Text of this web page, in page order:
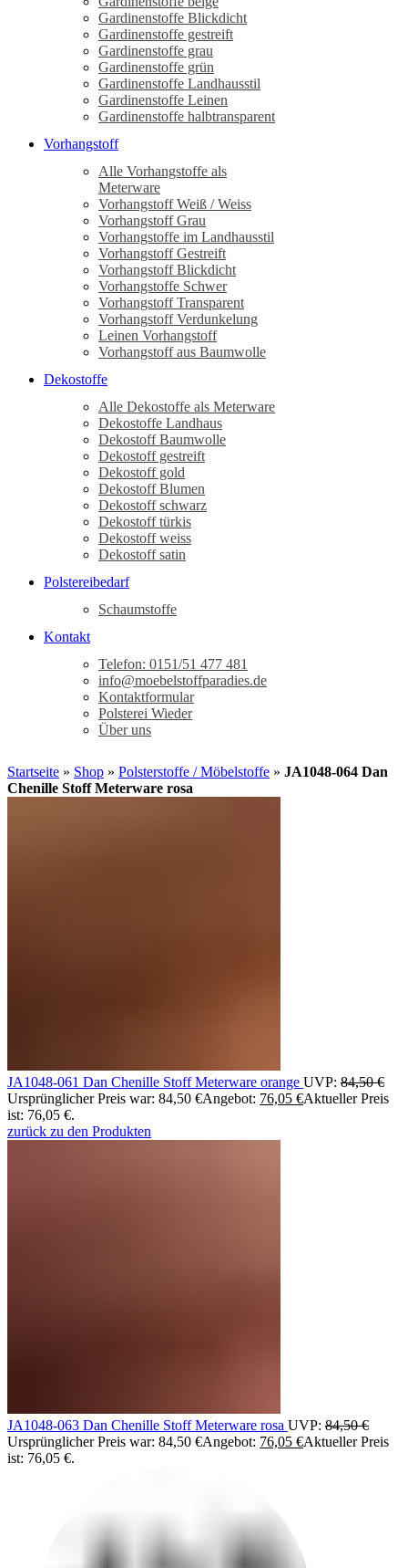
Gardinenstoffe Blickdicht
Gardinenstoffe gestreift
Gardinenstoffe grau
Gardinenstoffe grün
Gardinenstoffe Landhausstil
Gardinenstoffe Leinen
Gardinenstoffe halbtransparent
Vorhangstoff
Alle Vorhangstoffe als
Meterware
Vorhangstoff Weiß / Weiss
Vorhangstoff Grau
Vorhangstoffe im Landhausstil
Vorhangstoff Gestreift
Vorhangstoff Blickdicht
Vorhangstoffe Schwer
Vorhangstoff Transparent
Vorhangstoff Verdunkelung
Leinen Vorhangstoff
Vorhangstoff aus Baumwolle
Dekostoffe
Alle Dekostoffe als Meterware
Dekostoffe Landhaus
Dekostoff Baumwolle
Dekostoff gestreift
Dekostoff gold
Dekostoff Blumen
Dekostoff schwarz
Dekostoff türkis
Dekostoff weiss
Dekostoff satin
Polstereibedarf
Schaumstoffe
Kontakt
Telefon: 0151/51 477 481
info@moebelstoffparadies.de
Kontaktformular
Polsterei Wieder
Über uns
Startseite » Shop » Polsterstoffe / Möbelstoffe » JA1048-064 Dan
Chenille Stoff Meterware rosa
JA1048-061 Dan Chenille Stoff Meterware orange UVP: 84,50€
Ursprünglicher Preis war: 84,50 €Angebot: 76,05 €Aktueller Preis
ist: 76,05 €.
zurück zu den Produkten
JA1048-063 Dan Chenille Stoff Meterware rosa UVP: 84,50€
Ursprünglicher Preis war: 84,50 €Angebot: 76,05 €Aktueller Preis
ist: 76,05 €.